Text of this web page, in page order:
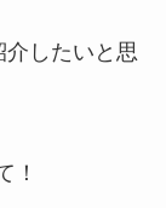
したいと思
！